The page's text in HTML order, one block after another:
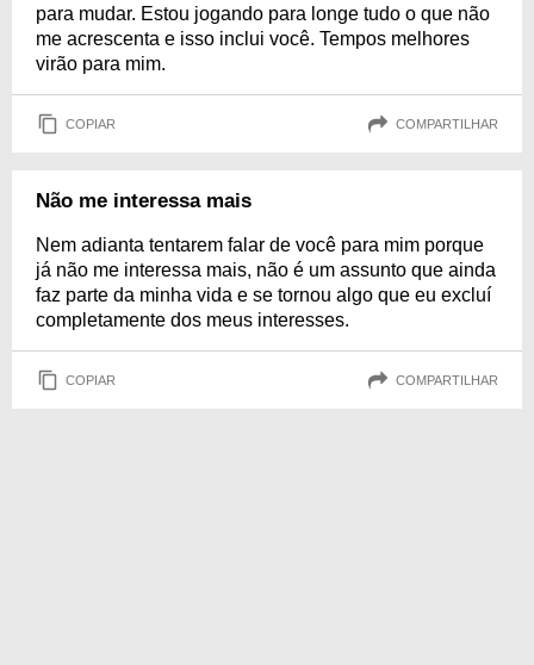
para mudar. Estou jogando para longe tudo o que não
me acrescenta e isso inclui você. Tempos melhores
virão para mim.
COPIAR COMPARTILHAR
Não me interessa mais
Nem adianta tentarem falar de você para mim porque
já não me interessa mais, não é um assunto que ainda
faz parte da minha vida e se tornou algo que eu excluí
completamente dos meus interesses.
COPIAR COMPARTILHAR